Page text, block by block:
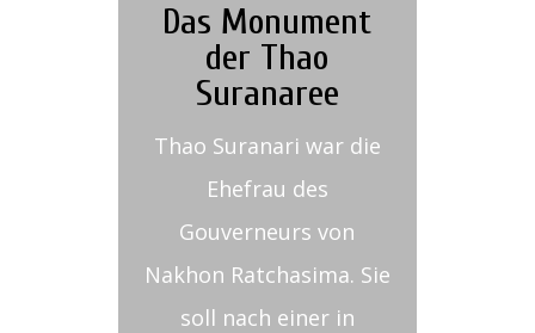
Das Monument
der Thao
Suranaree
Thao Suranari war die
Ehefrau des
Gouverneurs von
Nakhon Ratchasima. Sie
soll nach einer in